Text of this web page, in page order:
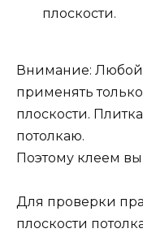
плоскости.
Внимание: Любой
применять
плоскости.
потолкаю.
Поэтому клеем вы
Для проверки
плоскости